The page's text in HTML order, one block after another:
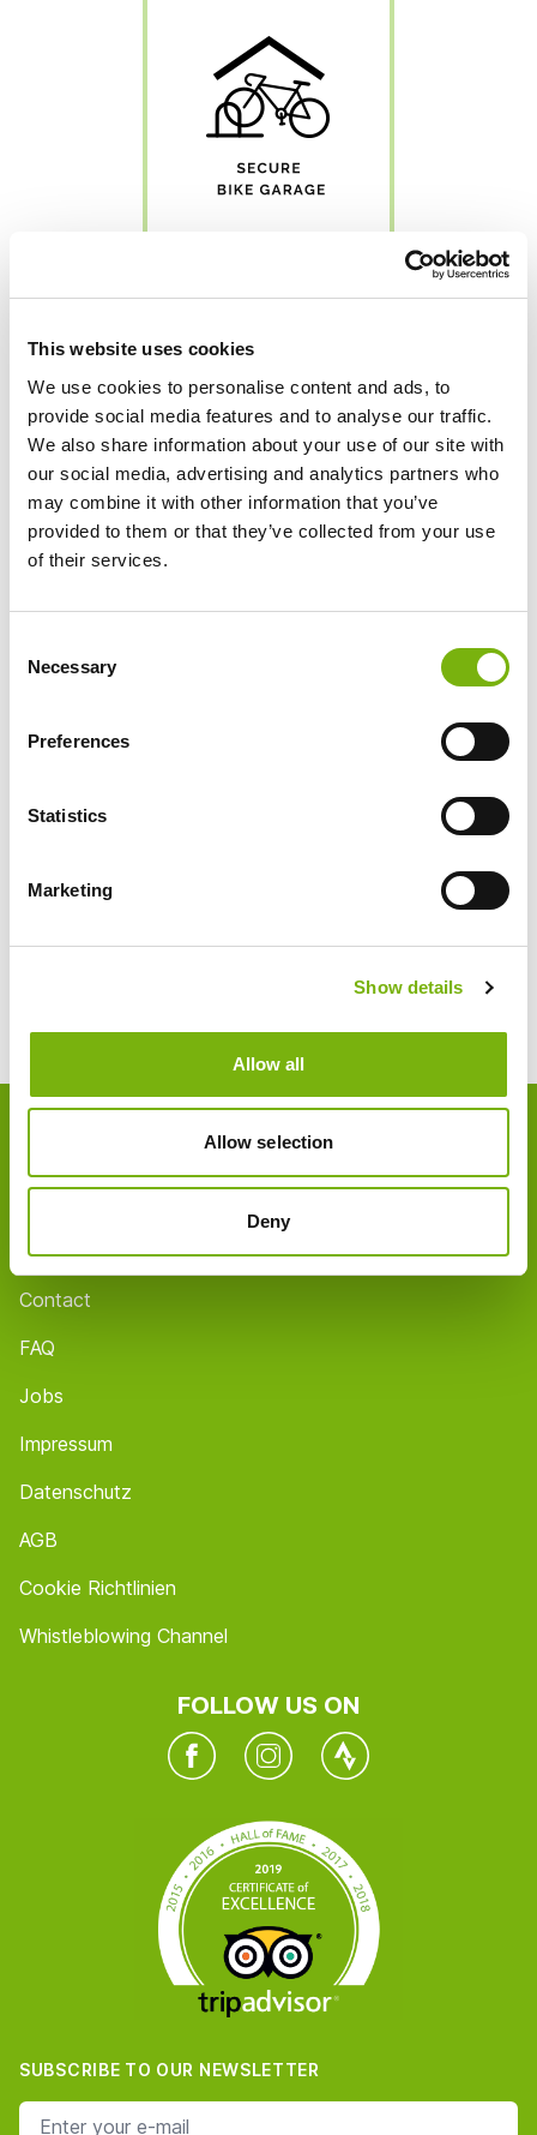
This website uses cookies
We use cookies to personalise content and ads, to
provide social media features and to analyse our traffic.
We also share information about your use of our site with
our social media, advertising and analytics partners who
may combine it with other information that you’ve
provided to them or that they’ve collected from your use
of their services.
Selection
Necessary
Preferences
Statistics
Marketing
Show details
Allow all
Allow selection
Deny
JETZT BUCHEN:
Footer
Shops / Öffnungszeiten
Contact
FAQ
Jobs
Impressum
Datenschutz
AGB
Cookie Richtlinien
Whistleblowing Channel
FOLLOW US ON
FacebookInstagramTwitter
SUBSCRIBE TO OUR NEWSLETTER
e-mail address